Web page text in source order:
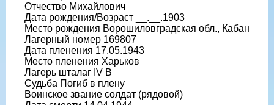
Отчество Михайлович
Дата рождения/Возраст __.__.1903
Место рождения Ворошиловградская обл., Кабан
Лагерный номер 169807
Дата пленения 17.05.1943
Место пленения Харьков
Лагерь шталаг IV B
Судьба Погиб в плену
Воинское звание солдат (рядовой)